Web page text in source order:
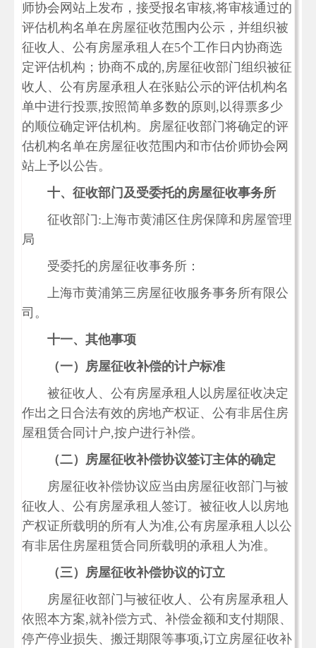
师协会网站上发布，接受报名审核,将审核通过的
评估机构名单在房屋征收范围内公示，并组织被
征收人、公有房屋承租人在5个工作日内协商选
定评估机构；协商不成的,房屋征收部门组织被征
收人、公有房屋承租人在张贴公示的评估机构名
单中进行投票,按照简单多数的原则,以得票多少
的顺位确定评估机构。房屋征收部门将确定的评
估机构名单在房屋征收范围内和市估价师协会网
站上予以公告。
十、征收部门及受委托的房屋征收事务所
征收部门:上海市黄浦区住房保障和房屋管理
局
受委托的房屋征收事务所：
上海市黄浦第三房屋征收服务事务所有限公
司。
十一、其他事项
（一）房屋征收补偿的计户标准
被征收人、公有房屋承租人以房屋征收决定
作出之日合法有效的房地产权证、公有非居住房
屋租赁合同计户,按户进行补偿。
（二）房屋征收补偿协议签订主体的确定
房屋征收补偿协议应当由房屋征收部门与被
征收人、公有房屋承租人签订。被征收人以房地
产权证所载明的所有人为准,公有房屋承租人以公
有非居住房屋租赁合同所载明的承租人为准。
（三）房屋征收补偿协议的订立
房屋征收部门与被征收人、公有房屋承租人
依照本方案,就补偿方式、补偿金额和支付期限、
停产停业损失、搬迁期限等事项,订立房屋征收补